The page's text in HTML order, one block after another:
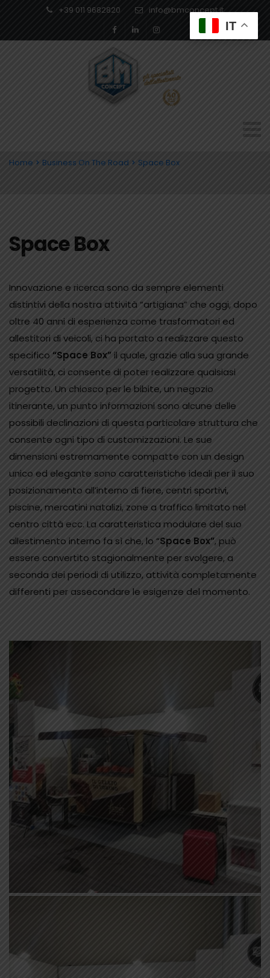
+39 011 9682820 info@bmconcept.it
Home Business On The Road Space Box
Space Box
Innovazione e ricerca sono da sempre elementi
distintivi della nostra attività “artigiana” che oggi, dopo
oltre 40 anni di esperienza come trasformatori ed
allestitori di veicoli, ci ha portato a realizzare questo
specifico “Space Box”il quale, grazie alla sua grande
versatilità, ci consente di poter realizzare qualsiasi
progetto. Un chiosco per le bibite, un negozio
itinerante, un punto informazioni sono alcune delle
possibili declinazioni di questa particolare struttura che
consente ogni tipo di customizzazioni. Le sue
dimensioni estremamente compatte con un design
unico ed elegante sono caratteristiche ideali per il suo
posizionamento all’interno di fiere, centri sportivi,
piscine, mercatini natalizi, zone a traffico limitato nel
centro città ecc. La caratteristica modulare del suo
allestimento interno fa sì che, lo “Space Box”, può
essere convertito stagionalmente per svolgere, a
seconda dei periodi di utilizzo, attività completamente
differenti per assecondare le esigenze del momento.
IT